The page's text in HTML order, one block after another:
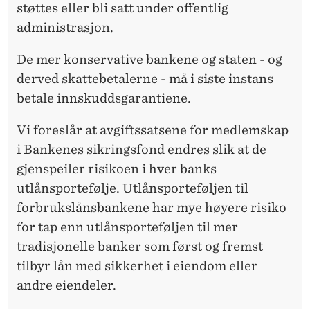
støttes eller bli satt under offentlig
administrasjon.
De mer konservative bankene og staten - og
derved skattebetalerne - må i siste instans
betale innskuddsgarantiene.
Vi foreslår at avgiftssatsene for medlemskap
i Bankenes sikringsfond endres slik at de
gjenspeiler risikoen i hver banks
utlånsportefølje. Utlånsporte­føljen til
forbrukslånsbankene har mye høyere risiko
for tap enn utlånsporteføljen til mer
tradisjonelle banker som først og fremst
tilbyr lån med sikkerhet i eiendom eller
andre eiendeler.